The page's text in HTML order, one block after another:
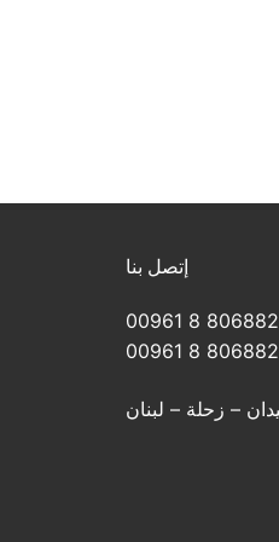
إتصل بنا
– زحلة – لبنان